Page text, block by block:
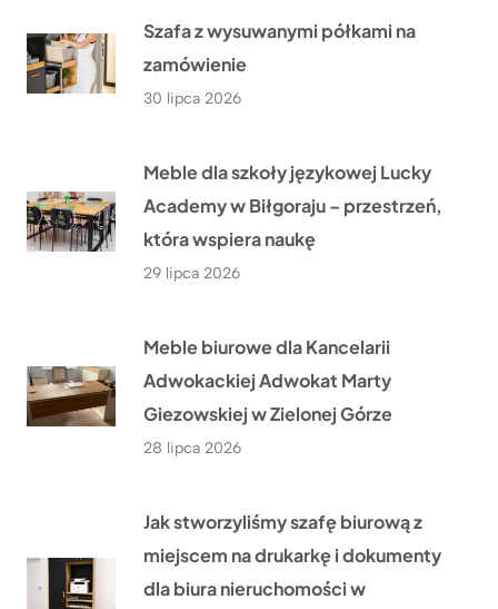
Szafa z wysuwanymi półkami na
zamówienie
30 lipca 2026
Meble dla szkoły językowej Lucky
Academy w Biłgoraju – przestrzeń,
która wspiera naukę
29 lipca 2026
Meble biurowe dla Kancelarii
Adwokackiej Adwokat Marty
Giezowskiej w Zielonej Górze
28 lipca 2026
Jak stworzyliśmy szafę biurową z
miejscem na drukarkę i dokumenty
dla biura nieruchomości w